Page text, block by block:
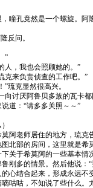
孔竟然是一个螺旋。阿
反问。
”
，我也会照顾她的。”
来负责侦查的工作吧。”
克显然很高兴。
讨厌阿鲁贝多族的瓦卡
道：“请多多关照～～”
老师居住的地方，琉克
北部的房间，这里就是
关于希莫阿的一些基本
刚多的情景。然后他说：
心结合起来，形成永远不
咕咕，不知说了些什么